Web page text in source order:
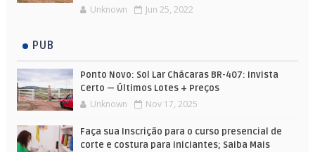
Unknown Jun 25, 2022
PUB
Ponto Novo: Sol Lar Chácaras BR-407: Invista
Certo — Últimos Lotes + Preços
Unknown Nov 17, 2025
Faça sua Inscrição para o curso presencial de
corte e costura para iniciantes; Saiba Mais